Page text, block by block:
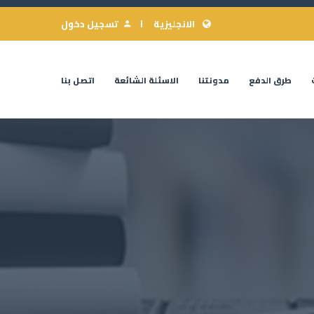
الانجليزية تسجيل دخول
طرق الدفع مدونتنا الاسئلة الشائعة اتصل بنا